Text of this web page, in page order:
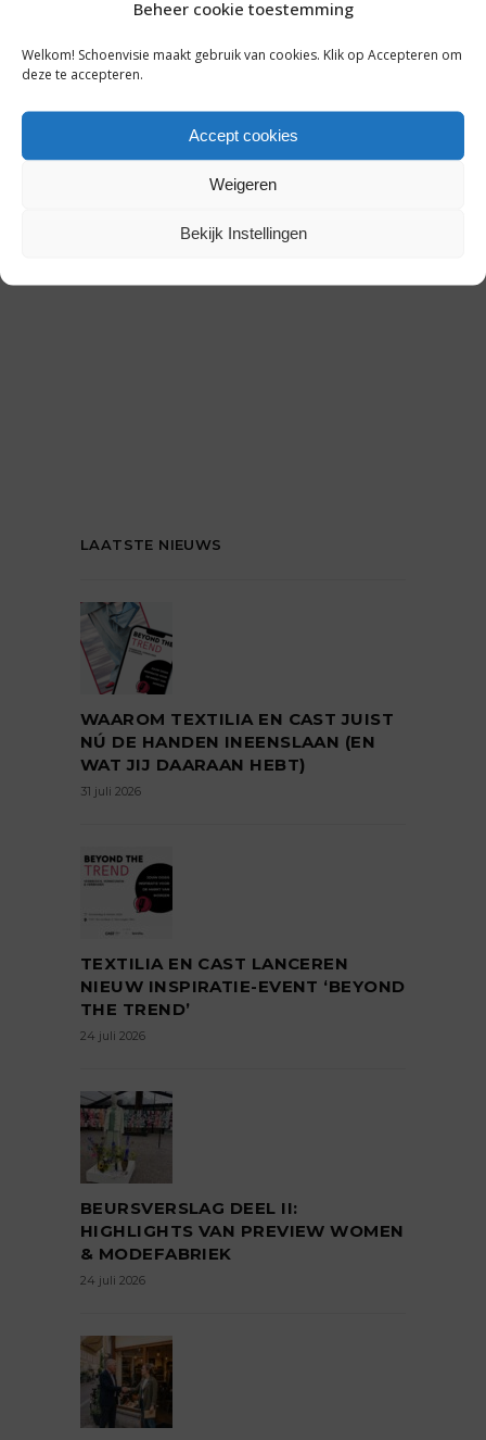
Beheer cookie toestemming
Welkom! Schoenvisie maakt gebruik van cookies. Klik op Accepteren om
deze te accepteren.
Accept cookies
Weigeren
Bekijk Instellingen
4 februari 2015
LAATSTE NIEUWS
WAAROM TEXTILIA EN CAST JUIST
NÚ DE HANDEN INEENSLAAN (EN
WAT JIJ DAARAAN HEBT)
31 juli 2026
TEXTILIA EN CAST LANCEREN
NIEUW INSPIRATIE-EVENT ‘BEYOND
THE TREND’
24 juli 2026
BEURSVERSLAG DEEL II:
HIGHLIGHTS VAN PREVIEW WOMEN
& MODEFABRIEK
24 juli 2026